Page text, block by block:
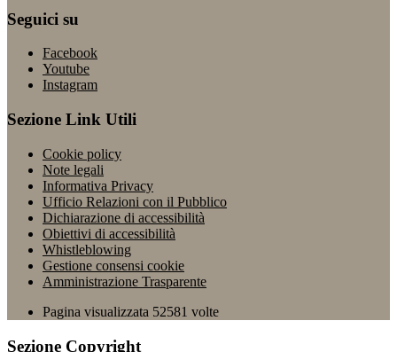
Seguici su
Facebook
Youtube
Instagram
Sezione Link Utili
Cookie policy
Note legali
Informativa Privacy
Ufficio Relazioni con il Pubblico
Dichiarazione di accessibilità
Obiettivi di accessibilità
Whistleblowing
Gestione consensi cookie
Amministrazione Trasparente
Pagina visualizzata 52581 volte
Sezione Copyright